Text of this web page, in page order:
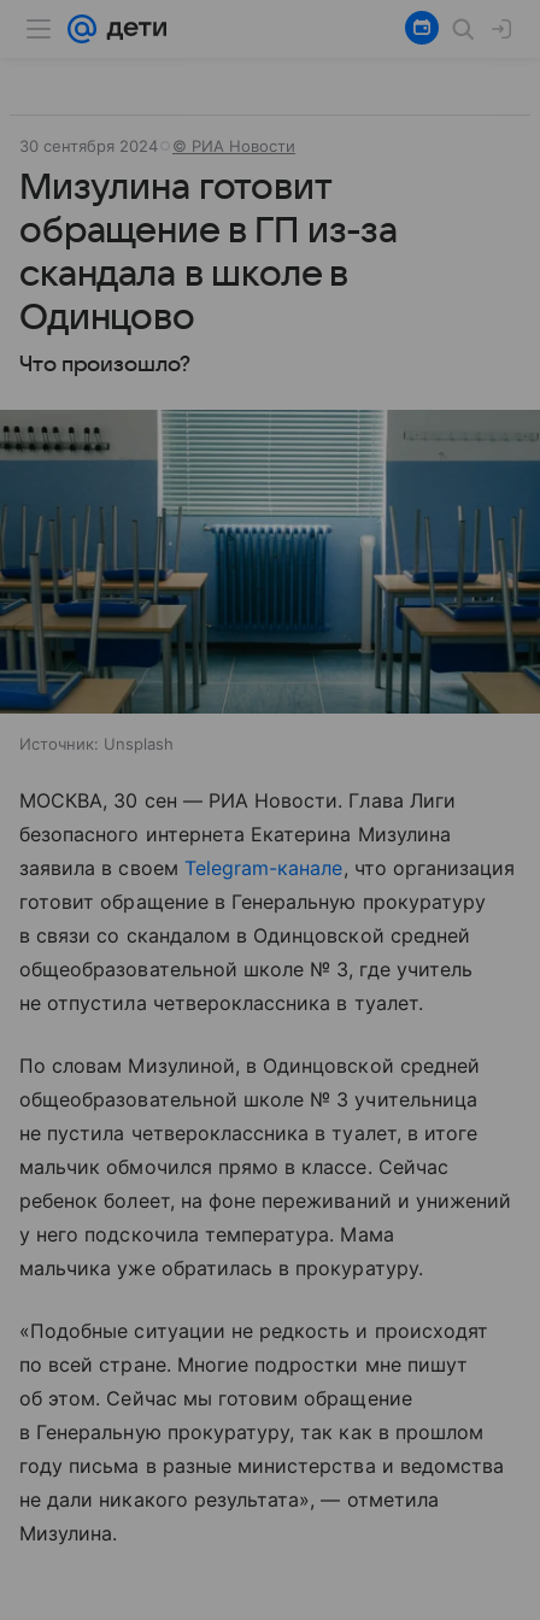
30 сентября 2024 © РИА Новости
Мизулина готовит
обращение в ГП из-за
скандала в школе в
Одинцово
Что произошло?
Источник: Unsplash
МОСКВА, 30 сен — РИА Новости. Глава Лиги
безопасного интернета Екатерина Мизулина
заявила в своем Telegram-канале, что организация
готовит обращение в Генеральную прокуратуру
в связи со скандалом в Одинцовской средней
общеобразовательной школе № 3, где учитель
не отпустила четвероклассника в туалет.
По словам Мизулиной, в Одинцовской средней
общеобразовательной школе № 3 учительница
не пустила четвероклассника в туалет, в итоге
мальчик обмочился прямо в классе. Сейчас
ребенок болеет, на фоне переживаний и унижений
у него подскочила температура. Мама
мальчика уже обратилась в прокуратуру.
«Подобные ситуации не редкость и происходят
по всей стране. Многие подростки мне пишут
об этом. Сейчас мы готовим обращение
в Генеральную прокуратуру, так как в прошлом
году письма в разные министерства и ведомства
не дали никакого результата», — отметила
Мизулина.